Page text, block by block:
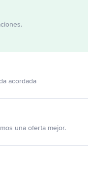
acordada
una oferta mejor.